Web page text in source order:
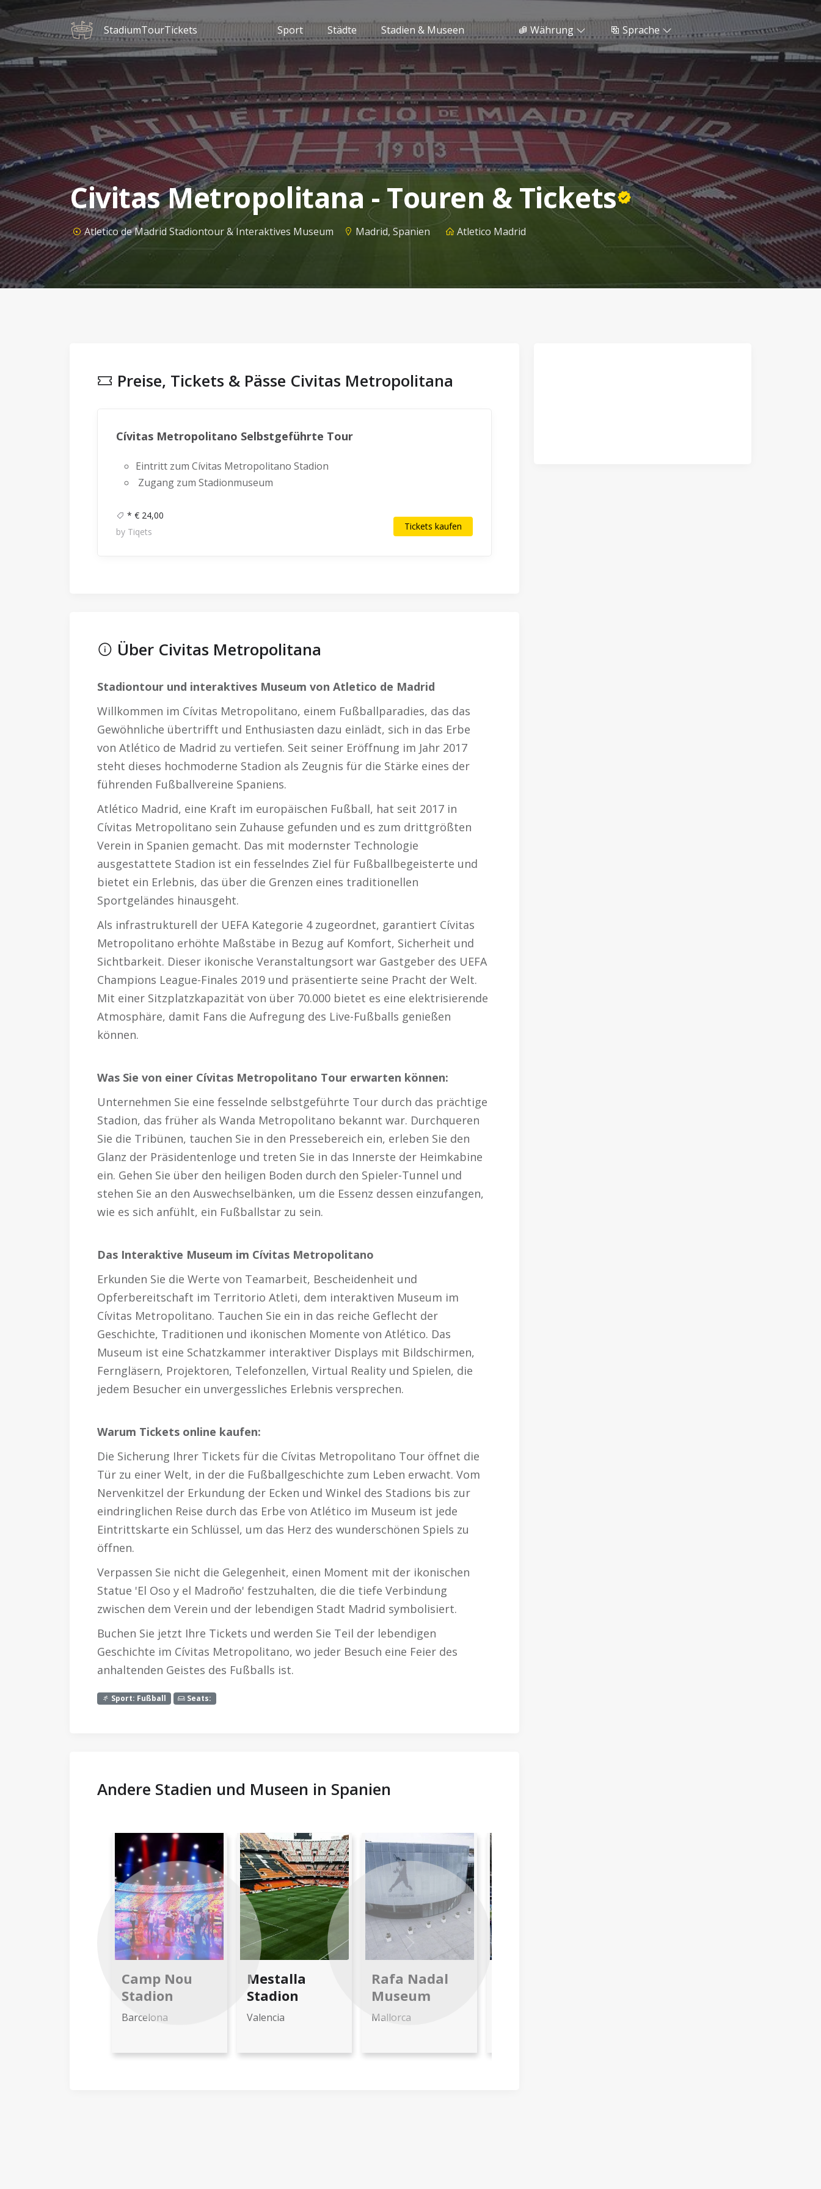
StadiumTourTickets Sport Städte Stadien & Museen Währung Sprache
Civitas Metropolitana - Touren & Tickets
Atletico de Madrid Stadiontour & Interaktives Museum Madrid, Spanien Atletico Madrid
Preise, Tickets & Pässe Civitas Metropolitana
Cívitas Metropolitano Selbstgeführte Tour
Eintritt zum Cívitas Metropolitano Stadion
Zugang zum Stadionmuseum
* € 24,00
by Tiqets
Tickets kaufen
Über Civitas Metropolitana
Stadiontour und interaktives Museum von Atletico de Madrid
Willkommen im Cívitas Metropolitano, einem Fußballparadies, das das
Gewöhnliche übertrifft und Enthusiasten dazu einlädt, sich in das Erbe
von Atlético de Madrid zu vertiefen. Seit seiner Eröffnung im Jahr 2017
steht dieses hochmoderne Stadion als Zeugnis für die Stärke eines der
führenden Fußballvereine Spaniens.
Atlético Madrid, eine Kraft im europäischen Fußball, hat seit 2017 in
Cívitas Metropolitano sein Zuhause gefunden und es zum drittgrößten
Verein in Spanien gemacht. Das mit modernster Technologie
ausgestattete Stadion ist ein fesselndes Ziel für Fußballbegeisterte und
bietet ein Erlebnis, das über die Grenzen eines traditionellen
Sportgeländes hinausgeht.
Als infrastrukturell der UEFA Kategorie 4 zugeordnet, garantiert Cívitas
Metropolitano erhöhte Maßstäbe in Bezug auf Komfort, Sicherheit und
Sichtbarkeit. Dieser ikonische Veranstaltungsort war Gastgeber des UEFA
Champions League-Finales 2019 und präsentierte seine Pracht der Welt.
Mit einer Sitzplatzkapazität von über 70.000 bietet es eine elektrisierende
Atmosphäre, damit Fans die Aufregung des Live-Fußballs genießen
können.
Was Sie von einer Cívitas Metropolitano Tour erwarten können:
Unternehmen Sie eine fesselnde selbstgeführte Tour durch das prächtige
Stadion, das früher als Wanda Metropolitano bekannt war. Durchqueren
Sie die Tribünen, tauchen Sie in den Pressebereich ein, erleben Sie den
Glanz der Präsidentenloge und treten Sie in das Innerste der Heimkabine
ein. Gehen Sie über den heiligen Boden durch den Spieler-Tunnel und
stehen Sie an den Auswechselbänken, um die Essenz dessen einzufangen,
wie es sich anfühlt, ein Fußballstar zu sein.
Das Interaktive Museum im Cívitas Metropolitano
Erkunden Sie die Werte von Teamarbeit, Bescheidenheit und
Opferbereitschaft im Territorio Atleti, dem interaktiven Museum im
Cívitas Metropolitano. Tauchen Sie ein in das reiche Geflecht der
Geschichte, Traditionen und ikonischen Momente von Atlético. Das
Museum ist eine Schatzkammer interaktiver Displays mit Bildschirmen,
Ferngläsern, Projektoren, Telefonzellen, Virtual Reality und Spielen, die
jedem Besucher ein unvergessliches Erlebnis versprechen.
Warum Tickets online kaufen:
Die Sicherung Ihrer Tickets für die Cívitas Metropolitano Tour öffnet die
Tür zu einer Welt, in der die Fußballgeschichte zum Leben erwacht. Vom
Nervenkitzel der Erkundung der Ecken und Winkel des Stadions bis zur
eindringlichen Reise durch das Erbe von Atlético im Museum ist jede
Eintrittskarte ein Schlüssel, um das Herz des wunderschönen Spiels zu
öffnen.
Verpassen Sie nicht die Gelegenheit, einen Moment mit der ikonischen
Statue 'El Oso y el Madroño' festzuhalten, die die tiefe Verbindung
zwischen dem Verein und der lebendigen Stadt Madrid symbolisiert.
Buchen Sie jetzt Ihre Tickets und werden Sie Teil der lebendigen
Geschichte im Cívitas Metropolitano, wo jeder Besuch eine Feier des
anhaltenden Geistes des Fußballs ist.
Sport: Fußball Seats:
Andere Stadien und Museen in Spanien
Camp Nou
Stadion
Barcelona
Mestalla
Stadion
Valencia
Rafa Nadal
Museum
Mallorca
Previous Next